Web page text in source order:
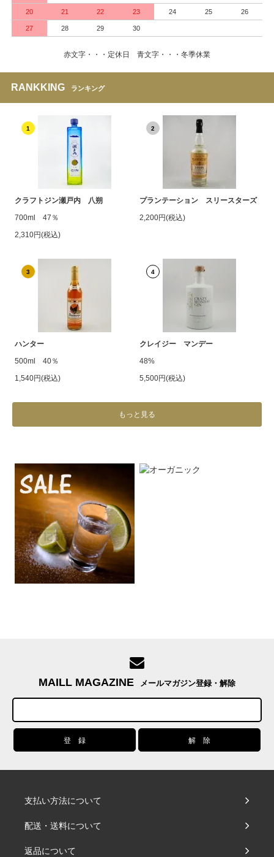
20 21 22 23 24 25 26
27 28 29 30
赤文字・・・定休日 青文字・・・冬季休業
RANKKING ランキング
1
クラフトジン瀬戸内 八朔
700ml 47％
2,310円(税込)
2
プランテーション スリースターズ
2,200円(税込)
3
ハンター
500ml 40％
1,540円(税込)
4
クレイジー マンデー
48%
5,500円(税込)
もっと見る
MAILL MAGAZINE メールマガジン登録・解除
支払い方法について
配送・送料について
返品について